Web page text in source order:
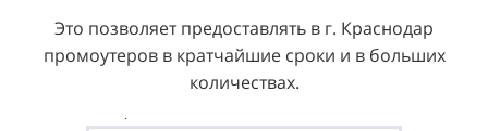
Это позволяет предоставлять в г. Краснодар
промоутеров в кратчайшие сроки и в больших
количествах.